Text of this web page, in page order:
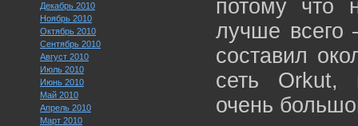
Декабрь 2010
Ноябрь 2010
Октябрь 2010
Сентябрь 2010
Август 2010
Июль 2010
Июнь 2010
Май 2010
Апрель 2010
Март 2010
потому что
лучше всего
составил
сеть Orkut,
очень